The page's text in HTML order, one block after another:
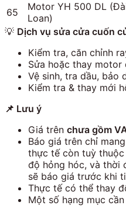
65
Motor YH 500 DL
Loan)
💡 Dịch vụ sửa cửa cuốn
Kiểm tra, căn chỉnh
Sửa hoặc thay motor
Vệ sinh, tra dầu, bảo
Kiểm tra & thay mới
📌 Lưu ý
Giá trên chưa gồm
Báo giá trên chỉ
thực tế còn tuỳ
độ hỏng hóc, và thời
sẽ báo giá trước khi
Thực tế có thể thay
Một số hạng mục